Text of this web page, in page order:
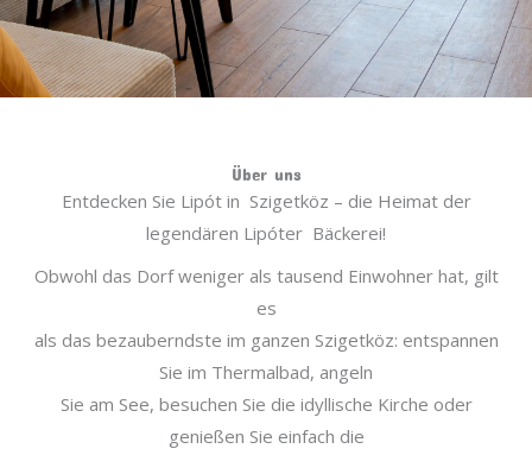
Über uns
Entdecken Sie Lipót in Szigetköz – die Heimat der
legendären Lipóter Bäckerei!
Obwohl das Dorf weniger als tausend Einwohner hat, gilt
es
als das bezauberndste im ganzen Szigetköz: entspannen
Sie im Thermalbad, angeln
Sie am See, besuchen Sie die idyllische Kirche oder
genießen Sie einfach die